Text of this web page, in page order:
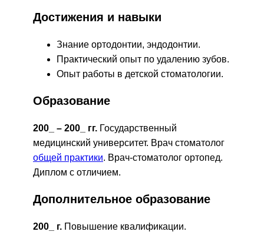
Достижения и навыки
Знание ортодонтии, эндодонтии.
Практический опыт по удалению зубов.
Опыт работы в детской стоматологии.
Образование
200_ – 200_ гг. Государственный
медицинский университет. Врач стоматолог
общей практики. Врач-стоматолог ортопед.
Диплом с отличием.
Дополнительное образование
200_ г. Повышение квалификации.